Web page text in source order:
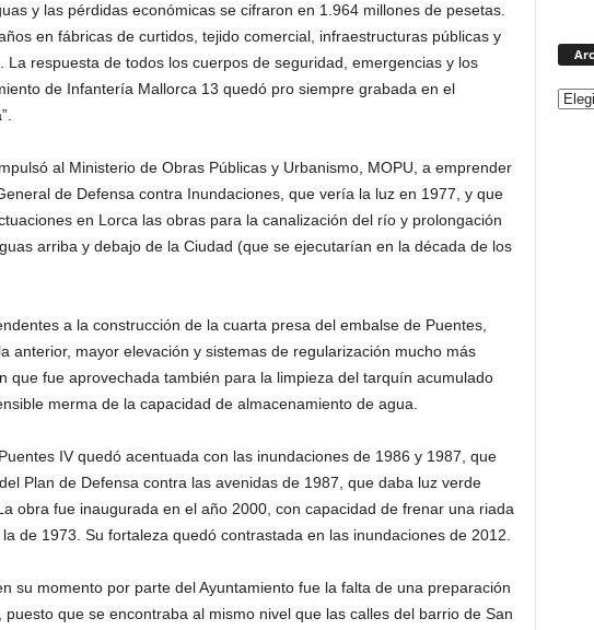
y las pérdidas económicas se cifraron en 1.964 millones de pesetas.
en fábricas de curtidos, tejido comercial, infraestructuras públicas y
La respuesta de todos los cuerpos de seguridad, emergencias y los
de Infantería Mallorca 13 quedó pro siempre grabada en el
al Ministerio de Obras Públicas y Urbanismo, MOPU, a emprender
de Defensa contra Inundaciones, que vería la luz en 1977, y que
en Lorca las obras para la canalización del río y prolongación
arriba y debajo de la Ciudad (que se ejecutarían en la década de los
a la construcción de la cuarta presa del embalse de Puentes,
anterior, mayor elevación y sistemas de regularización mucho más
que fue aprovechada también para la limpieza del tarquín acumulado
merma de la capacidad de almacenamiento de agua.
IV quedó acentuada con las inundaciones de 1986 y 1987, que
Plan de Defensa contra las avenidas de 1987, que daba luz verde
obra fue inaugurada en el año 2000, con capacidad de frenar una riada
de 1973. Su fortaleza quedó contrastada en las inundaciones de 2012.
su momento por parte del Ayuntamiento fue la falta de una preparación
que se encontraba al mismo nivel que las calles del barrio de San